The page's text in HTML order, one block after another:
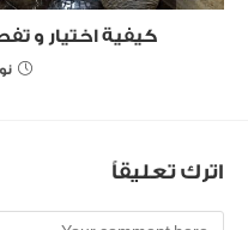
كيفية اختيار و
اترك تعليقاً